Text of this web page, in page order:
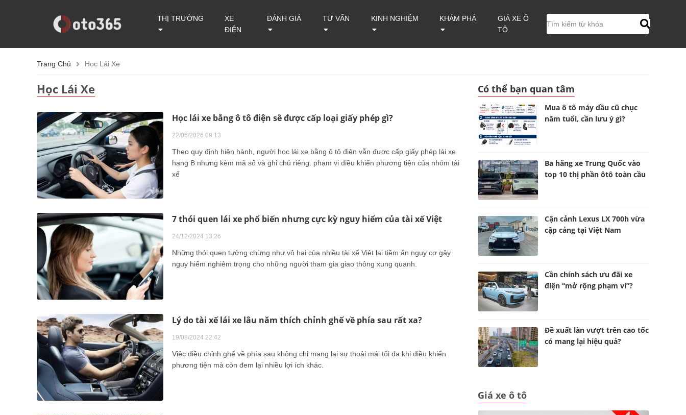
THỊ TRƯỜNG
XE
ĐIỆN
ĐÁNH GIÁ TƯ VẤN KINH NGHIỆM KHÁM PHÁ
GIÁ XE Ô
TÔ
Trang Chủ Học Lái Xe
Học Lái Xe
Học lái xe bằng ô tô điện sẽ được cấp loại giấy phép gì?
22/06/2026 09:13
Theo quy định hiện hành, người học lái xe bằng ô tô điện vẫn được cấp giấy phép lái xe
hạng B nhưng kèm mã số và ghi chú riêng. phạm vi điều khiển phương tiện của nhóm tài
xế
7 thói quen lái xe phổ biến nhưng cực kỳ nguy hiểm của tài xế Việt
24/12/2024 13:26
Những thói quen tưởng chừng như vô hại của nhiều tài xế Việt lại tiềm ẩn nguy cơ gây
nguy hiểm nghiêm trọng cho những người tham gia giao thông xung quanh.
Lý do tài xế lái xe lâu năm thích chỉnh ghế về phía sau rất xa?
19/08/2024 22:42
Việc điều chỉnh ghế về phía sau không chỉ mang lại sự thoải mái tối đa khi điều khiển
phương tiện mà còn đem lại nhiều lợi ích khác.
Có thể bạn quan tâm
Mua ô tô máy dầu cũ chục
năm tuổi, cần lưu ý gì?
Ba hãng xe Trung Quốc vào
top 10 thị phần ôtô toàn cầu
Cận cảnh Lexus LX 700h vừa
cập cảng tại Việt Nam
Cần chính sách ưu đãi xe
điện “mở rộng phạm vi”?
Đề xuất làn vượt trên cao tốc
có mang lại hiệu quả?
Giá xe ô tô